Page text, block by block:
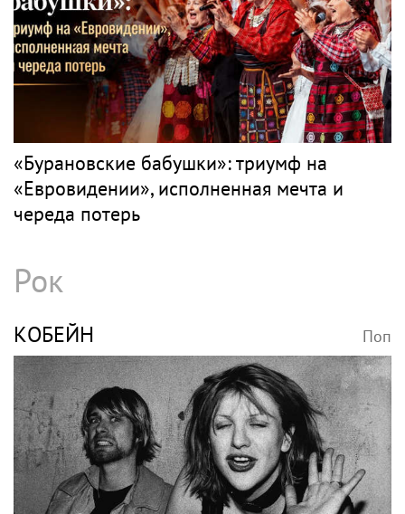
«Бурановские бабушки»: триумф на
«Евровидении», исполненная мечта и
череда потерь
Рок
КОБЕЙН Поп